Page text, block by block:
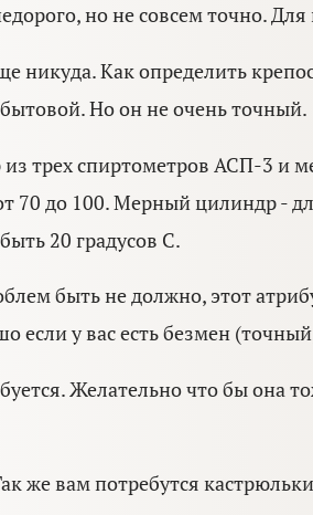
но не совсем точно.
никуда. Как определить
Но он не очень точный.
трех спиртометров АСП-3 и
70 до 100. Мерный цилиндр -
20 градусов С.
быть не должно, этот
если у вас есть безмен
Желательно что бы она
же вам потребутся